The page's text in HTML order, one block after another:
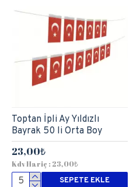
Toptan İpli Ay Yıldızlı
Bayrak 50 li Orta Boy
23,00₺
Kdv Hariç : 23,00₺
SEPETE EKLE